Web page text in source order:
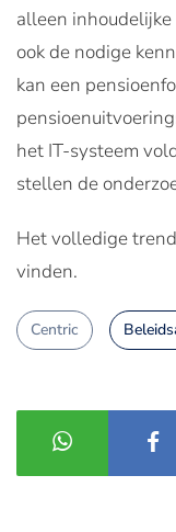
alleen
ook de nodige
kan een
het IT-systeem
stellen de
Het volledige
vinden.
Centric